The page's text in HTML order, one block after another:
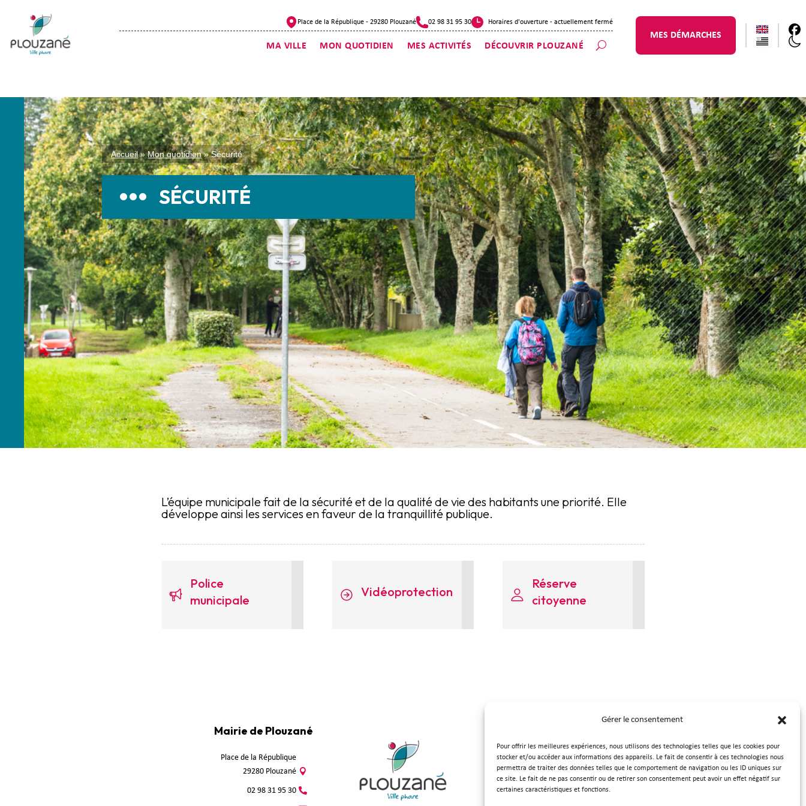
Gérer le consentement
Pour offrir les meilleures expériences, nous utilisons des technologies telles que les cookies pour
stocker et/ou accéder aux informations des appareils. Le fait de consentir à ces technologies nous
permettra de traiter des données telles que le comportement de navigation ou les ID uniques sur
ce site. Le fait de ne pas consentir ou de retirer son consentement peut avoir un effet négatif sur
certaines caractéristiques et fonctions.
Place de la République - 29280 Plouzané 02 98 31 95 30 Horaires d'ouverture - actuellement fermé
MA VILLE MON QUOTIDIEN MES ACTIVITÉS DÉCOUVRIR PLOUZANÉ
MES DÉMARCHES
Accueil»Mon quotidien»Sécurité
SÉCURITÉ
L’équipe municipale fait de la sécurité et de la qualité de vie des habitants une priorité. Elle
développe ainsi les services en faveur de la tranquillité publique.
Police
municipale
Vidéoprotection
Réserve
citoyenne
Mairie de Plouzané
Place de la République
29280 Plouzané
02 98 31 95 30